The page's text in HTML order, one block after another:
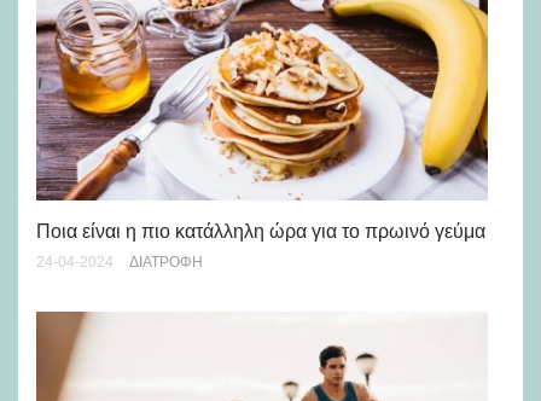
Ποια είναι η πιο κατάλληλη ώρα για το πρωινό γεύμα
24-04-2024 ΔΙΑΤΡΟΦΉ